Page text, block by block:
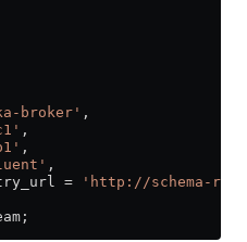
broker' ,
,
,
,
= 'http://schema-